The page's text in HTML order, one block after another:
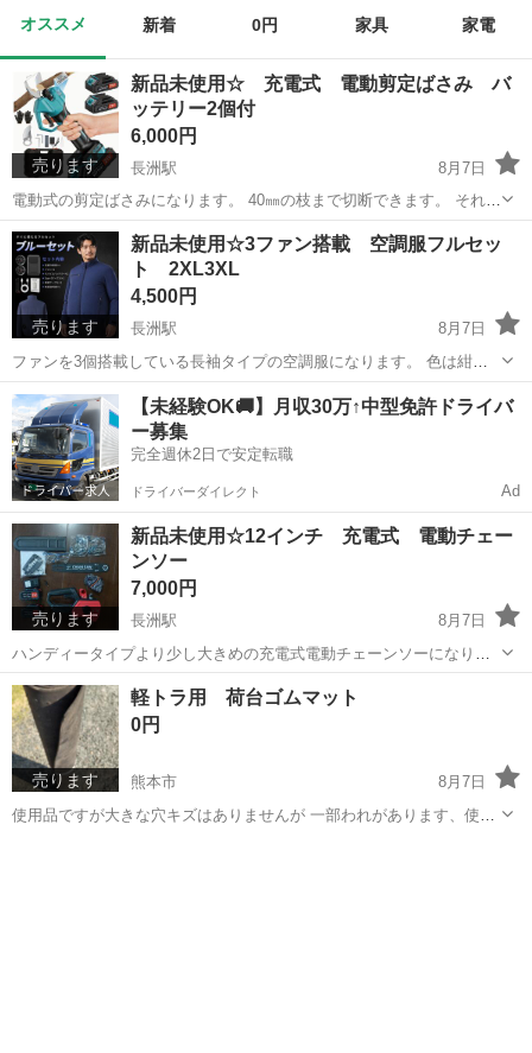
オススメ 新着 0円 家具 家電
売ります
新品未使用☆ 充電式 電動剪定ばさみ バ
ッテリー2個付
6,000円
長洲駅
8月7日
電動式の剪定ばさみになります。 40㎜の枝まで切断できます。 それ以
上太い枝でも刃を少しずつ入れていけばカットできます。 力はかなり
強いです。 バッテリーはマキタ互換バッテリーになります。 1枚目の
内容がセ...
熊本 玉名郡 長洲駅 その他 バッテリー
売ります
新品未使用☆3ファン搭載 空調服フルセッ
ト 2XL3XL
4,500円
長洲駅
8月7日
ファンを3個搭載している長袖タイプの空調服になります。 色は紺色
のこのサイズのみになります。 2XL3XL共用品になります。 新品未使
用です 値下げは行えません 受け渡し場所は長洲町長洲の広...
熊本 玉名郡 長洲駅 その他
売ります
新品未使用☆12インチ 充電式 電動チェー
ンソー
7,000円
長洲駅
8月7日
ハンディータイプより少し大きめの充電式電動チェーンソーになりま
す。 先端から握るところまで全長550㎜程度になります。 2枚目に記
載してあるものがセット内容になります。 バッテリーはマキタ互換バ
ッテリーにな...
熊本 玉名郡 長洲駅 その他 チェーンソー
売ります
軽トラ用 荷台ゴムマット
0円
熊本市
8月7日
使用品ですが大きな穴キズはありませんが 一部われがあります、使用